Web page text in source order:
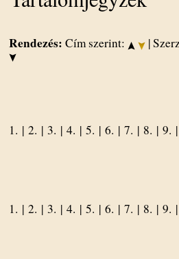
Rendezés: Cím szerint: |
1. | 2. | 3. | 4. | 5. | 6. | 7. | 8. | 9.
1. | 2. | 3. | 4. | 5. | 6. | 7. | 8. | 9.